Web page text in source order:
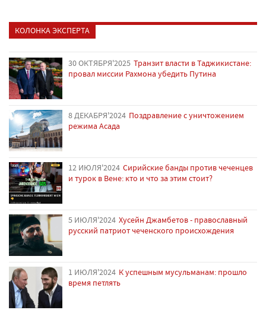
КОЛОНКА ЭКСПЕРТА
30 ОКТЯБРЯ'2025 Транзит власти в Таджикистане:
провал миссии Рахмона убедить Путина
8 ДЕКАБРЯ'2024 Поздравление с уничтожением
режима Асада
12 ИЮЛЯ'2024 Сирийские банды против чеченцев
и турок в Вене: кто и что за этим стоит?
5 ИЮЛЯ'2024 Хусейн Джамбетов - православный
русский патриот чеченского происхождения
1 ИЮЛЯ'2024 К успешным мусульманам: прошло
время петлять